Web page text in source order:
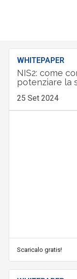
WHITEPAPER
NIS2: come
potenziare la
25 Set 2024
Scaricalo gratis!